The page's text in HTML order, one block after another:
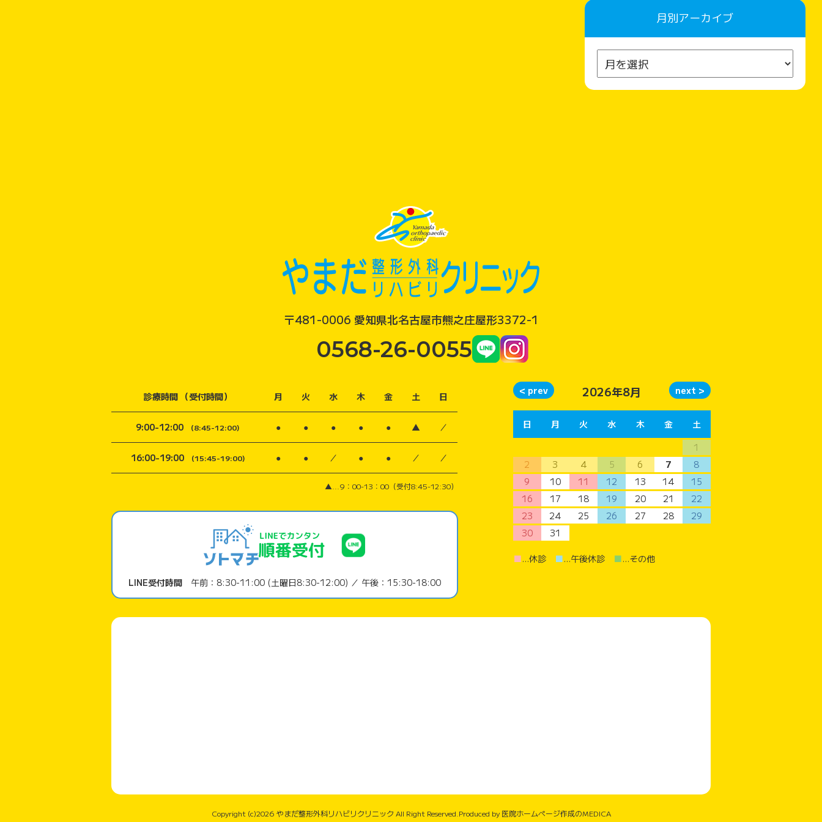
月別アーカイブ
〒481-0006 愛知県北名古屋市熊之庄屋形3372-1
0568-26-0055
診療時間 （受付時間） 月 火 水 木 金 土 日
9:00-12:00 (8:45-12:00) ● ● ● ● ● ▲ ／
16:00-19:00 (15:45-19:00) ● ● ／ ● ● ／ ／
▲...9：00-13：00（受付8:45-12:30）
2026年8月
日 月 火 水 木 金
土
1
2
3 4 5 6 7
8
9
10 11 12 13 14
15
16
17 18 19 20 21
22
23
24 25 26 27 28
29
30
31
■…休診 ■…午後休診 ■…その他
LINE受付時間午前：8:30-11:00 (土曜日8:30-12:00) ／ 午後：15:30-18:00
Copyright (c)2026 やまだ整形外科リハビリクリニック All Right Reserved.Produced by 医院ホームページ作成のMEDICA